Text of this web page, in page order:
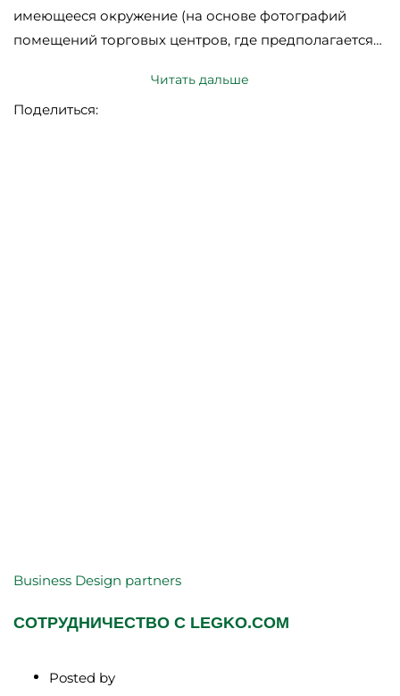
имеющееся окружение (на основе фотографий
помещений торговых центров, где предполагается…
Читать дальше
Поделиться:
Business Design partners
CОТРУДНИЧЕСТВО С LEGKO.COM
Posted by